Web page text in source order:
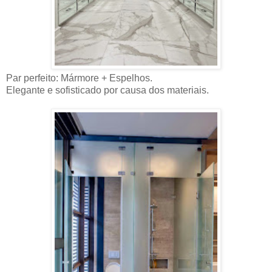
Par perfeito: Mármore + Espelhos.
Elegante e sofisticado por causa dos materiais.